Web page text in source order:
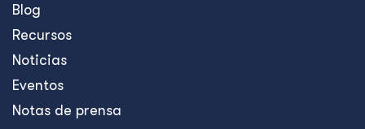
Blog
Recursos
Noticias
Eventos
Notas de prensa